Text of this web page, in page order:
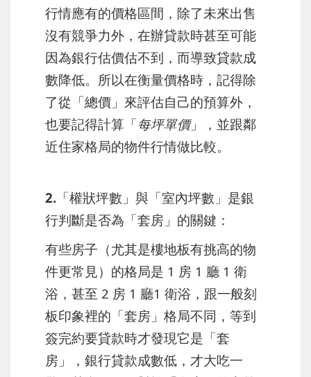
行情應有的價格區間，除了未來出售
沒有競爭力外，在辦貸款時甚至可能
因為銀行估價估不到，而導致貸款成
數降低。所以在衡量價格時，記得除
了從「總價」來評估自己的預算外，
也要記得計算「每坪單價」，並跟鄰
近住家格局的物件行情做比較。
2.「權狀坪數」與「室內坪數」是銀
行判斷是否為「套房」的關鍵：
有些房子（尤其是樓地板有挑高的物
件更常見）的格局是 1 房 1 廳 1 衛
浴，甚至 2 房 1 廳1 衛浴，跟一般刻
板印象裡的「套房」格局不同，等到
簽完約要貸款時才發現它是「套
房」，銀行貸款成數低，才大吃一